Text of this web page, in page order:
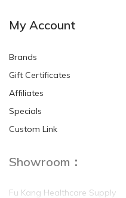
HKD$0.00
My Account
Brands
Gift Certificates
Affiliates
Specials
Custom Link
Showroom：
Fu Kang Healthcare Supply